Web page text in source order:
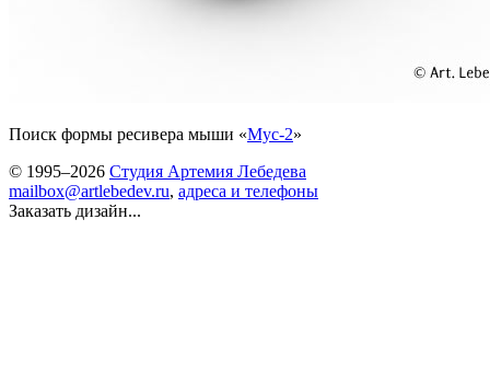
Поиск формы ресивера мыши «Мус-2»
© 1995–2026 Студия Артемия Лебедева
mailbox@artlebedev.ru, адреса и телефоны
Заказать дизайн...